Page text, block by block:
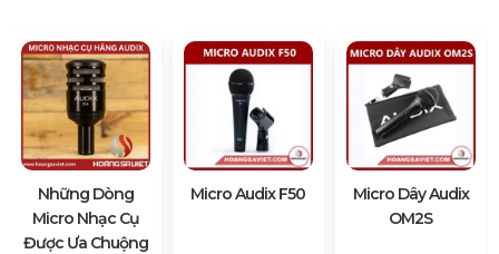
Những Dòng
Micro Nhạc Cụ
Được Ưa Chuộng
Micro Audix F50
Micro Dây Audix
OM2S